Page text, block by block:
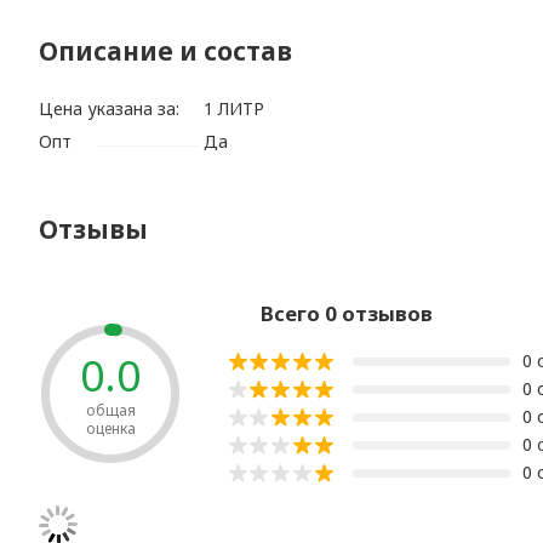
Описание и состав
Цена указана за:
1 ЛИТР
Опт
Да
Отзывы
0.0
общая
оценка
Всего 0 отзывов
0
0
0
0
0